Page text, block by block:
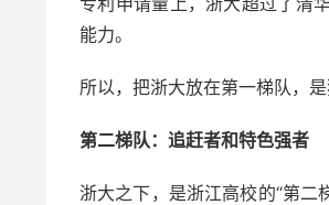
能力。
所以，把浙大放在第一梯队，
第二梯队：追赶者和特色强者
浙大之下，是浙江高校的“第